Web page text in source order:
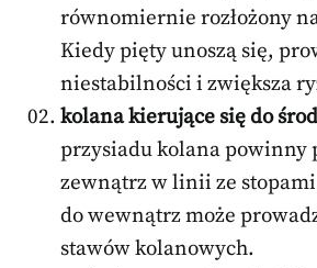
równomiernie rozłożony
Kiedy pięty unoszą się,
niestabilności i zwiększa
kolana kierujące się do
przysiadu kolana powinny
zewnątrz w linii ze
do wewnątrz może
stawów kolanowych.